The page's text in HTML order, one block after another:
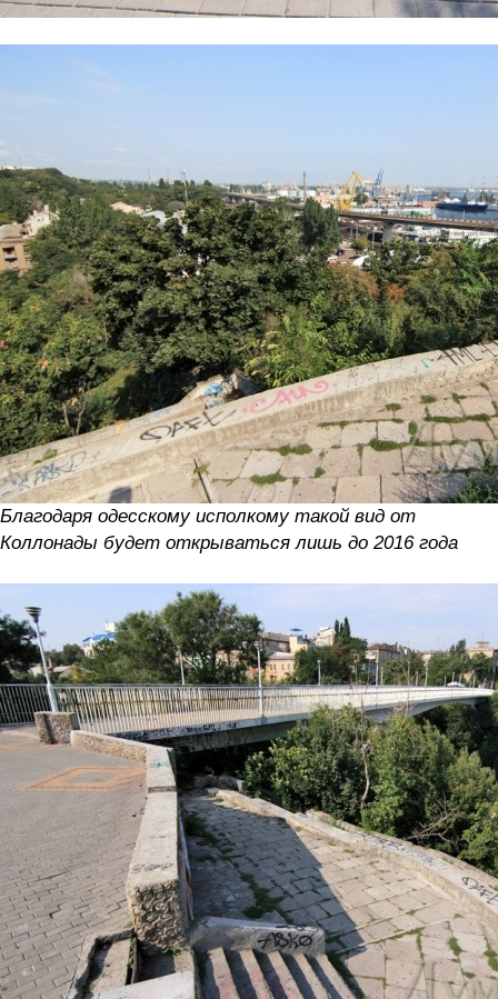
Благодаря одесскому исполкому такой вид от
Коллонады будет открываться лишь до 2016 года